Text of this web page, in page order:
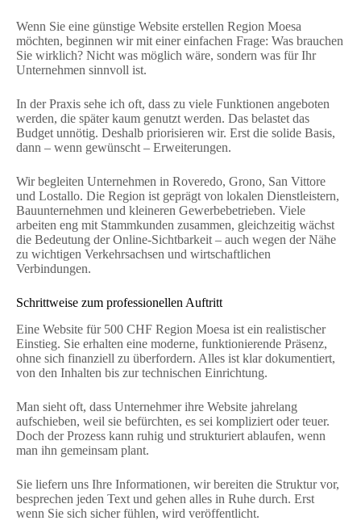
Wenn Sie eine günstige Website erstellen Region Moesa
möchten, beginnen wir mit einer einfachen Frage: Was brauchen
Sie wirklich? Nicht was möglich wäre, sondern was für Ihr
Unternehmen sinnvoll ist.
In der Praxis sehe ich oft, dass zu viele Funktionen angeboten
werden, die später kaum genutzt werden. Das belastet das
Budget unnötig. Deshalb priorisieren wir. Erst die solide Basis,
dann – wenn gewünscht – Erweiterungen.
Wir begleiten Unternehmen in Roveredo, Grono, San Vittore
und Lostallo. Die Region ist geprägt von lokalen Dienstleistern,
Bauunternehmen und kleineren Gewerbebetrieben. Viele
arbeiten eng mit Stammkunden zusammen, gleichzeitig wächst
die Bedeutung der Online-Sichtbarkeit – auch wegen der Nähe
zu wichtigen Verkehrsachsen und wirtschaftlichen
Verbindungen.
Schrittweise zum professionellen Auftritt
Eine Website für 500 CHF Region Moesa ist ein realistischer
Einstieg. Sie erhalten eine moderne, funktionierende Präsenz,
ohne sich finanziell zu überfordern. Alles ist klar dokumentiert,
von den Inhalten bis zur technischen Einrichtung.
Man sieht oft, dass Unternehmer ihre Website jahrelang
aufschieben, weil sie befürchten, es sei kompliziert oder teuer.
Doch der Prozess kann ruhig und strukturiert ablaufen, wenn
man ihn gemeinsam plant.
Sie liefern uns Ihre Informationen, wir bereiten die Struktur vor,
besprechen jeden Text und gehen alles in Ruhe durch. Erst
wenn Sie sich sicher fühlen, wird veröffentlicht.